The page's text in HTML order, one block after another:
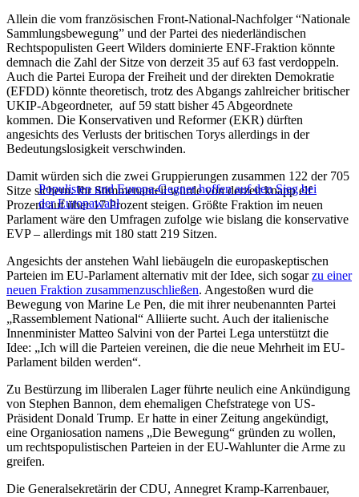
Allein die vom französischen Front-National-Nachfolger “Nationale
Sammlungsbewegung” und der Partei des niederländischen
Rechtspopulisten Geert Wilders dominierte ENF-Fraktion könnte
demnach die Zahl der Sitze von derzeit 35 auf 63 fast verdoppeln.
Auch die Partei Europa der Freiheit und der direkten Demokratie
(EFDD) könnte theoretisch, trotz des Abgangs zahlreicher britischer
UKIP-Abgeordneter, auf 59 statt bisher 45 Abgeordnete
kommen. Die Konservativen und Reformer (EKR) dürften
angesichts des Verlusts der britischen Torys allerdings in der
Bedeutungslosigkeit verschwinden.
Populisten und Europa-Gegner hoffen auf den Sieg bei
der Europawahl
Damit würden sich die zwei Gruppierungen zusammen 122 der 705
Sitze sichern. Ihr Stimmenanteil würde von derzeit knapp elf
Prozent auf über 17 Prozent steigen. Größte Fraktion im neuen
Parlament wäre den Umfragen zufolge wie bislang die konservative
EVP – allerdings mit 180 statt 219 Sitzen.
Angesichts der anstehen Wahl liebäugeln die europaskeptischen
Parteien im EU-Parlament alternativ mit der Idee, sich sogarzu einer
neuen Fraktion zusammenzuschließen. Angestoßen wurd die
Bewegung von Marine Le Pen, die mit ihrer neubenannten Partei
„Rassemblement National“ Alliierte sucht. Auch der italienische
Innenminister Matteo Salvini von der Partei Lega unterstützt die
Idee: „Ich will die Parteien vereinen, die die neue Mehrheit im EU-
Parlament bilden werden“.
Zu Bestürzung im lliberalen Lager führte neulich eine Ankündigung
von Stephen Bannon, dem ehemaligen Chefstratege von US-
Präsident Donald Trump. Er hatte in einer Zeitung angekündigt,
eine Organiosation namens „Die Bewegung“ gründen zu wollen,
um rechtspopulistischen Parteien in der EU-Wahlunter die Arme zu
greifen.
Die Generalsekretärin der CDU, Annegret Kramp-Karrenbauer,